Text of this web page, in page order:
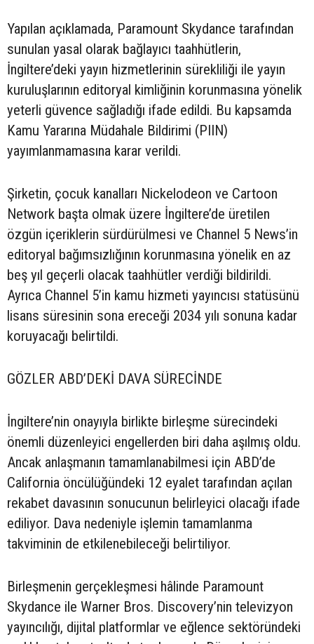
Yapılan açıklamada, Paramount Skydance tarafından
sunulan yasal olarak bağlayıcı taahhütlerin,
İngiltere’deki yayın hizmetlerinin sürekliliği ile yayın
kuruluşlarının editoryal kimliğinin korunmasına yönelik
yeterli güvence sağladığı ifade edildi. Bu kapsamda
Kamu Yararına Müdahale Bildirimi (PIIN)
yayımlanmamasına karar verildi.
Şirketin, çocuk kanalları Nickelodeon ve Cartoon
Network başta olmak üzere İngiltere’de üretilen
özgün içeriklerin sürdürülmesi ve Channel 5 News’in
editoryal bağımsızlığının korunmasına yönelik en az
beş yıl geçerli olacak taahhütler verdiği bildirildi.
Ayrıca Channel 5’in kamu hizmeti yayıncısı statüsünü
lisans süresinin sona ereceği 2034 yılı sonuna kadar
koruyacağı belirtildi.
GÖZLER ABD’DEKİ DAVA SÜRECİNDE
İngiltere’nin onayıyla birlikte birleşme sürecindeki
önemli düzenleyici engellerden biri daha aşılmış oldu.
Ancak anlaşmanın tamamlanabilmesi için ABD’de
California öncülüğündeki 12 eyalet tarafından açılan
rekabet davasının sonucunun belirleyici olacağı ifade
ediliyor. Dava nedeniyle işlemin tamamlanma
takviminin de etkilenebileceği belirtiliyor.
Birleşmenin gerçekleşmesi hâlinde Paramount
Skydance ile Warner Bros. Discovery’nin televizyon
yayıncılığı, dijital platformlar ve eğlence sektöründeki